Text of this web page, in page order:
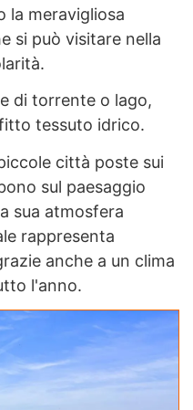
la meravigliosa
si può visitare nella
di torrente o lago,
tessuto idrico.
città poste sui
sul paesaggio
sua atmosfera
rappresenta
anche a un clima
l'anno.